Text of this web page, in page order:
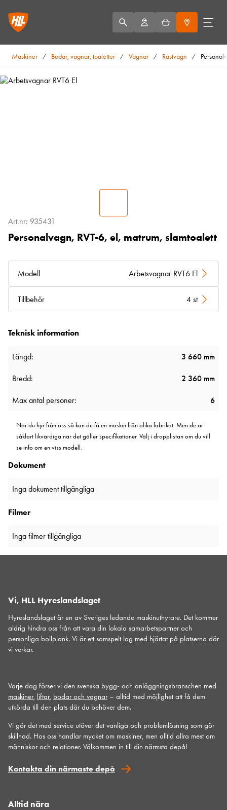
Maskiner / Bodar, vagnar, toaletter / Vagnar / Rastvagn /
Art.nr: 935431
Personalvagn, RVT-6, el, matrum, slamtoalett
Modell Arbetsvagnar RVT6 El
Tillbehör 4 st
Teknisk information
Längd: 3 660 mm
Bredd: 2 360 mm
Max antal personer: 6
När du hyr från oss så kan du få en maskin från olika fabrikat. Men de är
såklart likvärdiga när det gäller specifikationer. Välj i dropplistan om du vill
se info om en viss modell.
Dokument
Inga dokument tillgängliga
Filmer
Inga filmer tillgängliga
Vi, HLL Hyreslandslaget
Hyreslandslaget är en av Sveriges ledande maskinuthyrare. Det kommer
aldrig hindra oss från att vara din lokala samarbetspartner och
personliga bollplank. Vi är ett samspelt lag med hjärtat på platserna där
vi verkar.
Varje dag förser vi den svenska bygg- och anläggningsbranschen med
maskiner, liftar, bodar och vagnar– alltid med möjlighet att få dem
utkörda till den plats där du behöver dem.
Vi gör det med service utöver det vanliga och problemlösning som gör
skillnad. Hos oss handlar mycket om maskiner, men alltid allra mest om
människor och relationer. Välkommen in till din närmsta depå!
Kontakta din närmaste depå
Alltid nära